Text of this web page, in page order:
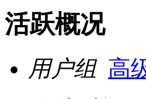
活跃概况
用户组 高